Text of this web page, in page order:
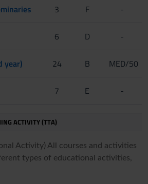
3 F -
6 D -
year) 24 B MED/50
7 E -
ACTIVITY (TTA)
Activity) All courses and activities
types of educational activities,